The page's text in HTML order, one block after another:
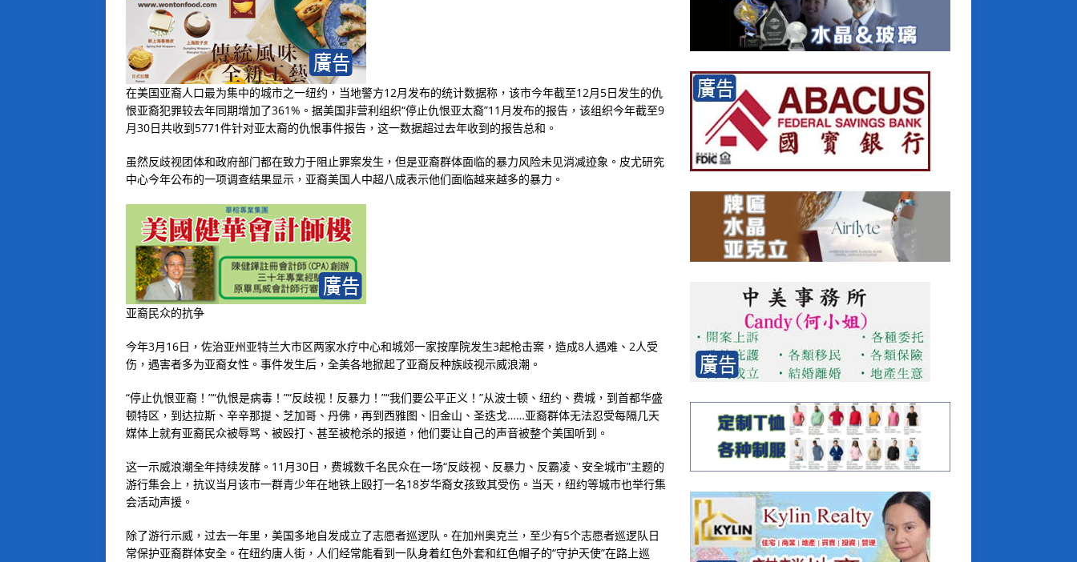
在美国亚裔人口最为集中的城市之一纽约，当地警方12月发布的统计数据称，该市今年截至12月5日发生的仇
恨亚裔犯罪较去年同期增加了361%。据美国非营利组织“停止仇恨亚太裔”11月发布的报告，该组织今年截至9
月30日共收到5771件针对亚太裔的仇恨事件报告，这一数据超过去年收到的报告总和。
虽然反歧视团体和政府部门都在致力于阻止罪案发生，但是亚裔群体面临的暴力风险未见消减迹象。皮尤研究
中心今年公布的一项调查结果显示，亚裔美国人中超八成表示他们面临越来越多的暴力。
亚裔民众的抗争
今年3月16日，佐治亚州亚特兰大市区两家水疗中心和城郊一家按摩院发生3起枪击案，造成8人遇难、2人受
伤，遇害者多为亚裔女性。事件发生后，全美各地掀起了亚裔反种族歧视示威浪潮。
“停止仇恨亚裔！”“仇恨是病毒！”“反歧视！反暴力！”“我们要公平正义！”从波士顿、纽约、费城，到首都华盛
顿特区，到达拉斯、辛辛那提、芝加哥、丹佛，再到西雅图、旧金山、圣迭戈……亚裔群体无法忍受每隔几天
媒体上就有亚裔民众被辱骂、被殴打、甚至被枪杀的报道，他们要让自己的声音被整个美国听到。
这一示威浪潮全年持续发酵。11月30日，费城数千名民众在一场“反歧视、反暴力、反霸凌、安全城市”主题的
游行集会上，抗议当月该市一群青少年在地铁上殴打一名18岁华裔女孩致其受伤。当天，纽约等城市也举行集
会活动声援。
除了游行示威，过去一年里，美国多地自发成立了志愿者巡逻队。在加州奥克兰，至少有5个志愿者巡逻队日
常保护亚裔群体安全。在纽约唐人街，人们经常能看到一队身着红色外套和红色帽子的“守护天使”在路上巡